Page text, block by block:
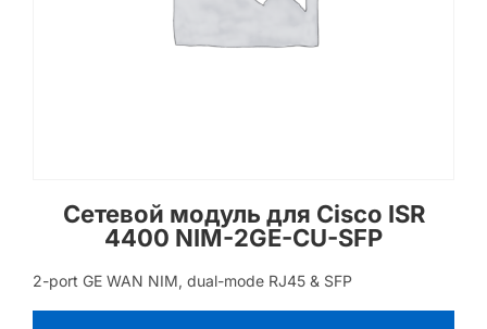
Сетевой модуль для Cisco ISR
4400 NIM-2GE-CU-SFP
2-port GE WAN NIM, dual-mode RJ45 & SFP